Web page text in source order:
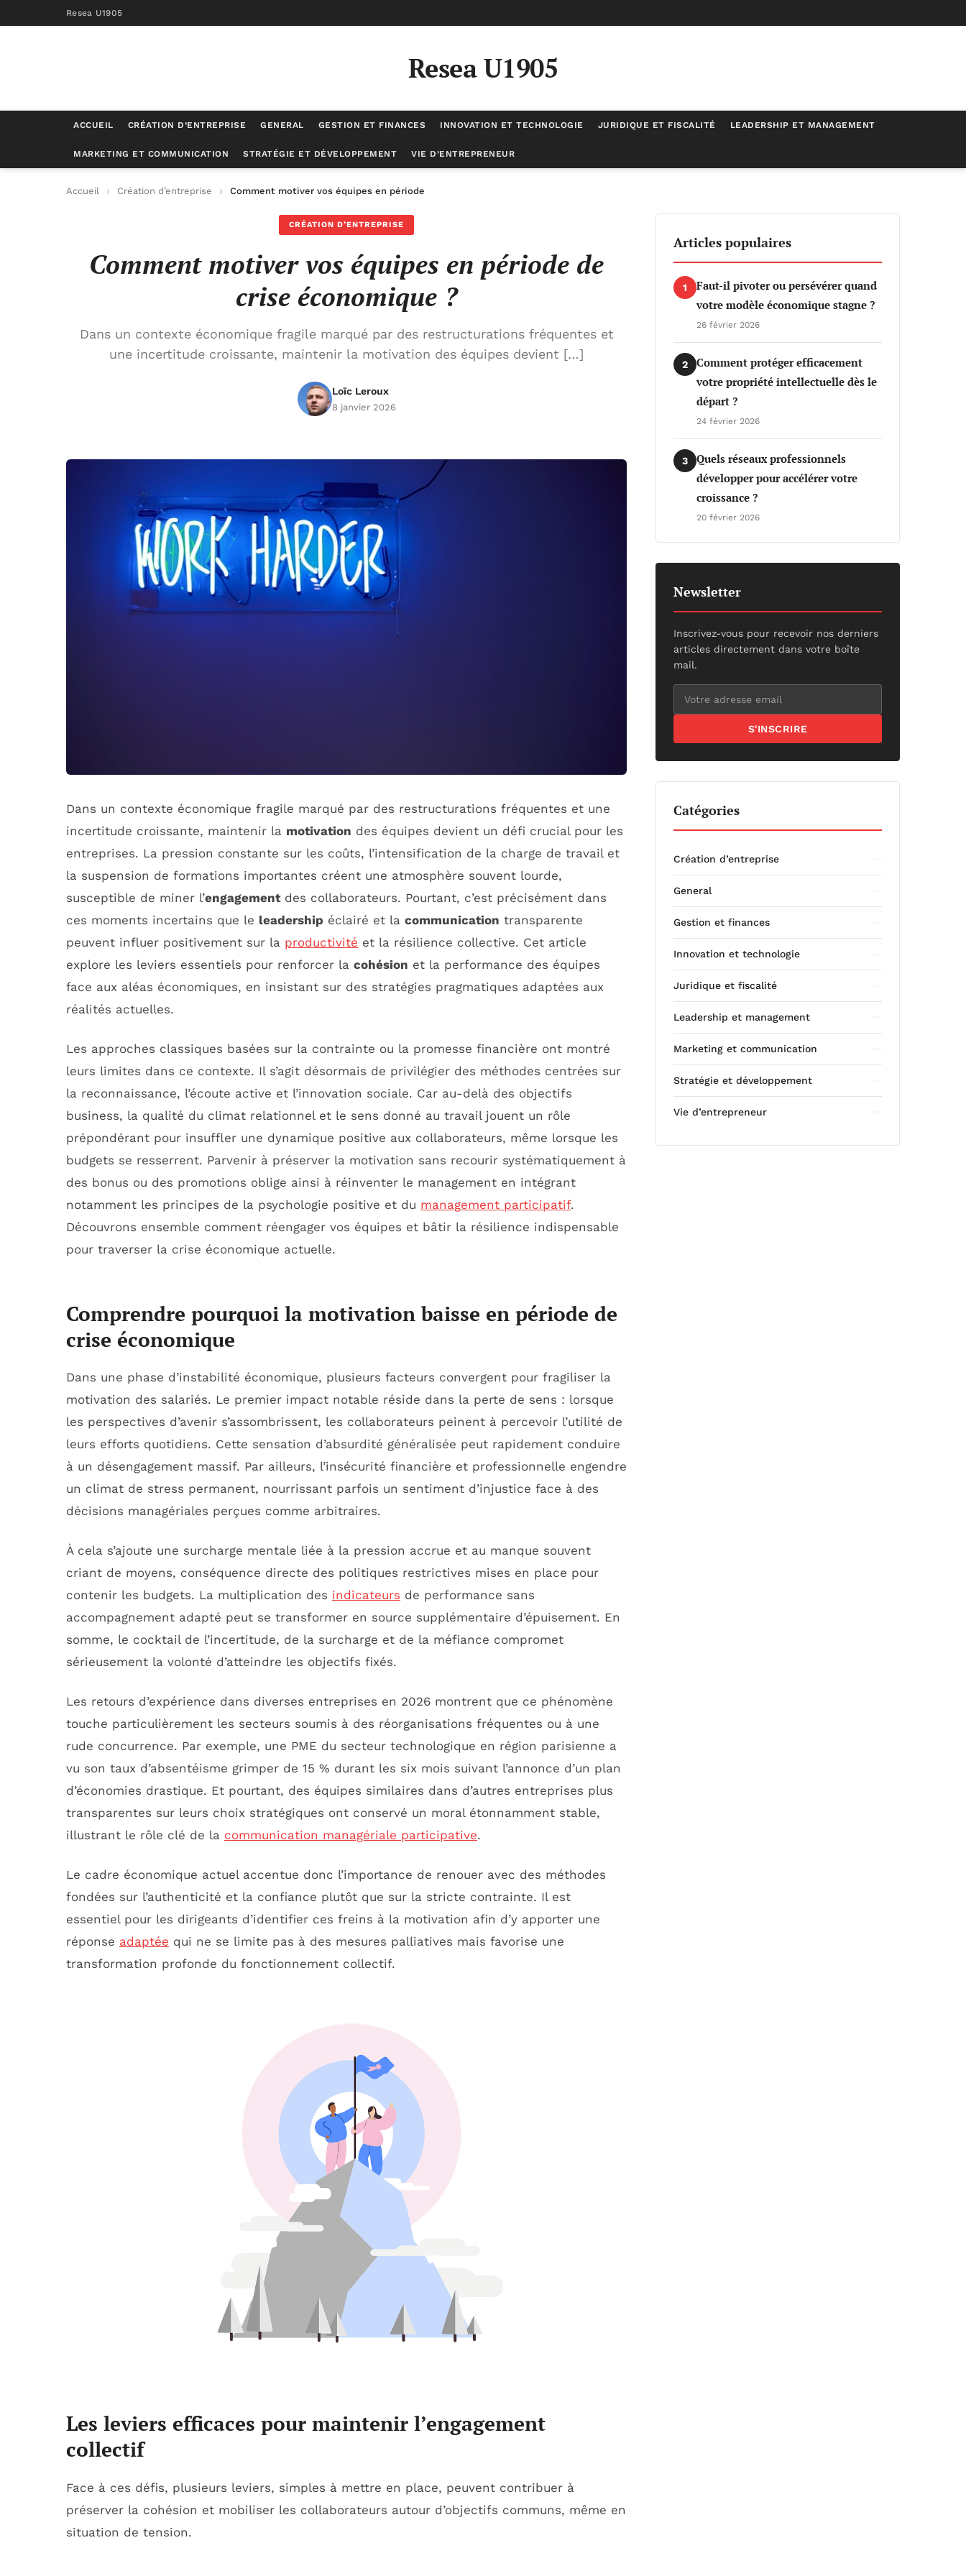
Resea U1905
Resea U1905
ACCUEIL CRÉATION D’ENTREPRISE GENERAL GESTION ET FINANCES INNOVATION ET TECHNOLOGIE JURIDIQUE ET FISCALITÉ LEADERSHIP ET MANAGEMENT
MARKETING ET COMMUNICATION STRATÉGIE ET DÉVELOPPEMENT VIE D’ENTREPRENEUR
Accueil Création d’entreprise Comment motiver vos équipes en période de crise économique ?
CRÉATION D’ENTREPRISE
Comment motiver vos équipes en période de
crise économique ?
Dans un contexte économique fragile marqué par des restructurations fréquentes et
une incertitude croissante, maintenir la motivation des équipes devient […]
Loïc Leroux
8 janvier 2026
Dans un contexte économique fragile marqué par des restructurations fréquentes et une
incertitude croissante, maintenir la motivation des équipes devient un défi crucial pour les
entreprises. La pression constante sur les coûts, l’intensification de la charge de travail et
la suspension de formations importantes créent une atmosphère souvent lourde,
susceptible de miner l’engagementdes collaborateurs. Pourtant, c’est précisément dans
ces moments incertains que le leadership éclairé et la communication transparente
peuvent influer positivement sur la productivité et la résilience collective. Cet article
explore les leviers essentiels pour renforcer la cohésion et la performance des équipes
face aux aléas économiques, en insistant sur des stratégies pragmatiques adaptées aux
réalités actuelles.
Les approches classiques basées sur la contrainte ou la promesse financière ont montré
leurs limites dans ce contexte. Il s’agit désormais de privilégier des méthodes centrées sur
la reconnaissance, l’écoute active et l’innovation sociale. Car au-delà des objectifs
business, la qualité du climat relationnel et le sens donné au travail jouent un rôle
prépondérant pour insuffler une dynamique positive aux collaborateurs, même lorsque les
budgets se resserrent. Parvenir à préserver la motivation sans recourir systématiquement à
des bonus ou des promotions oblige ainsi à réinventer le management en intégrant
notamment les principes de la psychologie positive et du management participatif.
Découvrons ensemble comment réengager vos équipes et bâtir la résilience indispensable
pour traverser la crise économique actuelle.
Comprendre pourquoi la motivation baisse en période de
crise économique
Dans une phase d’instabilité économique, plusieurs facteurs convergent pour fragiliser la
motivation des salariés. Le premier impact notable réside dans la perte de sens : lorsque
les perspectives d’avenir s’assombrissent, les collaborateurs peinent à percevoir l’utilité de
leurs efforts quotidiens. Cette sensation d’absurdité généralisée peut rapidement conduire
à un désengagement massif. Par ailleurs, l’insécurité financière et professionnelle engendre
un climat de stress permanent, nourrissant parfois un sentiment d’injustice face à des
décisions managériales perçues comme arbitraires.
À cela s’ajoute une surcharge mentale liée à la pression accrue et au manque souvent
criant de moyens, conséquence directe des politiques restrictives mises en place pour
contenir les budgets. La multiplication des indicateurs de performance sans
accompagnement adapté peut se transformer en source supplémentaire d’épuisement. En
somme, le cocktail de l’incertitude, de la surcharge et de la méfiance compromet
sérieusement la volonté d’atteindre les objectifs fixés.
Les retours d’expérience dans diverses entreprises en 2026 montrent que ce phénomène
touche particulièrement les secteurs soumis à des réorganisations fréquentes ou à une
rude concurrence. Par exemple, une PME du secteur technologique en région parisienne a
vu son taux d’absentéisme grimper de 15 % durant les six mois suivant l’annonce d’un plan
d’économies drastique. Et pourtant, des équipes similaires dans d’autres entreprises plus
transparentes sur leurs choix stratégiques ont conservé un moral étonnamment stable,
illustrant le rôle clé de la communication managériale participative.
Le cadre économique actuel accentue donc l’importance de renouer avec des méthodes
fondées sur l’authenticité et la confiance plutôt que sur la stricte contrainte. Il est
essentiel pour les dirigeants d’identifier ces freins à la motivation afin d’y apporter une
réponse adaptée qui ne se limite pas à des mesures palliatives mais favorise une
transformation profonde du fonctionnement collectif.
Les leviers efficaces pour maintenir l’engagement
collectif
Face à ces défis, plusieurs leviers, simples à mettre en place, peuvent contribuer à
préserver la cohésion et mobiliser les collaborateurs autour d’objectifs communs, même en
situation de tension.
Articles populaires
1
Faut-il pivoter ou persévérer quand
votre modèle économique stagne ?
26 février 2026
2
Comment protéger efficacement
votre propriété intellectuelle dès le
départ ?
24 février 2026
3
Quels réseaux professionnels
développer pour accélérer votre
croissance ?
20 février 2026
Newsletter
Inscrivez-vous pour recevoir nos derniers
articles directement dans votre boîte
mail.
S'INSCRIRE
Catégories
Création d’entreprise
General
Gestion et finances
Innovation et technologie
Juridique et fiscalité
Leadership et management
Marketing et communication
Stratégie et développement
Vie d’entrepreneur